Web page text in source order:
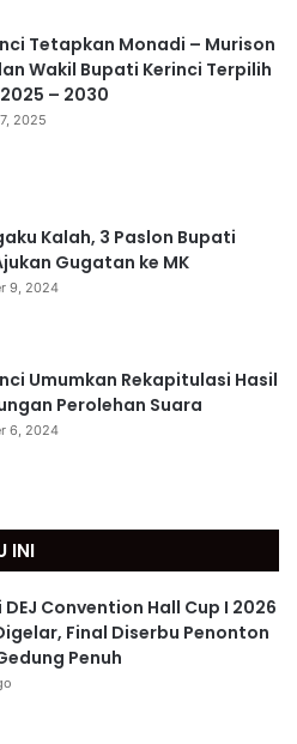
Tetapkan Monadi – Murison
Wakil Bupati Kerinci Terpilih
– 2030
2025
Kalah, 3 Paslon Bupati
Gugatan ke MK
9, 2024
Umumkan Rekapitulasi Hasil
Perolehan Suara
6, 2024
INI
DEJ Convention Hall Cup I 2026
Final Diserbu Penonton
Penuh